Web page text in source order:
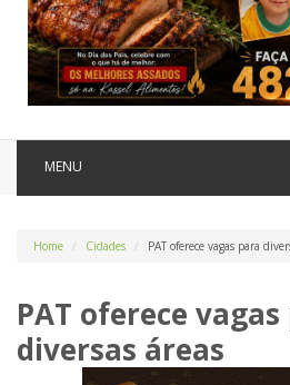
MENU
Home Cidades PAT oferece vagas para
PAT oferece
diversas áreas